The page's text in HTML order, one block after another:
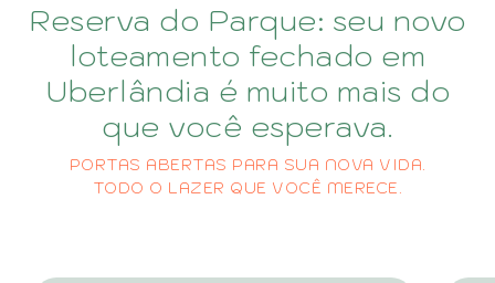
Reserva do Parque: seu novo
loteamento fechado em
Uberlândia é muito mais do
que você esperava.
PORTAS ABERTAS PARA SUA NOVA VIDA.
TODO O LAZER QUE VOCÊ MERECE.